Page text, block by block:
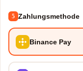
5 Zahlungsmethode
Binance Pay